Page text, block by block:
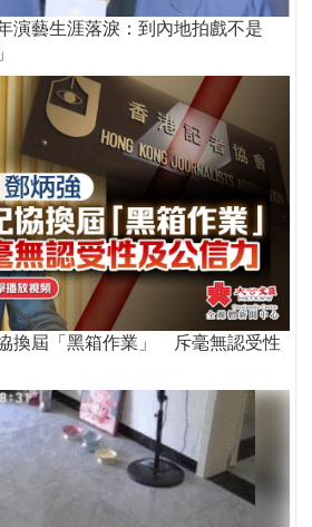
演藝生涯落淚：到內地拍戲不是
換屆「黑箱作業」 斥毫無認受性